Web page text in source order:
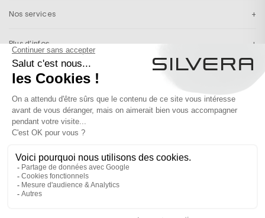
Nos services
Plus d’infos
Inscription newsletter
Recevez en exclusivité nos inspirations & nos dernières actualités
France Français